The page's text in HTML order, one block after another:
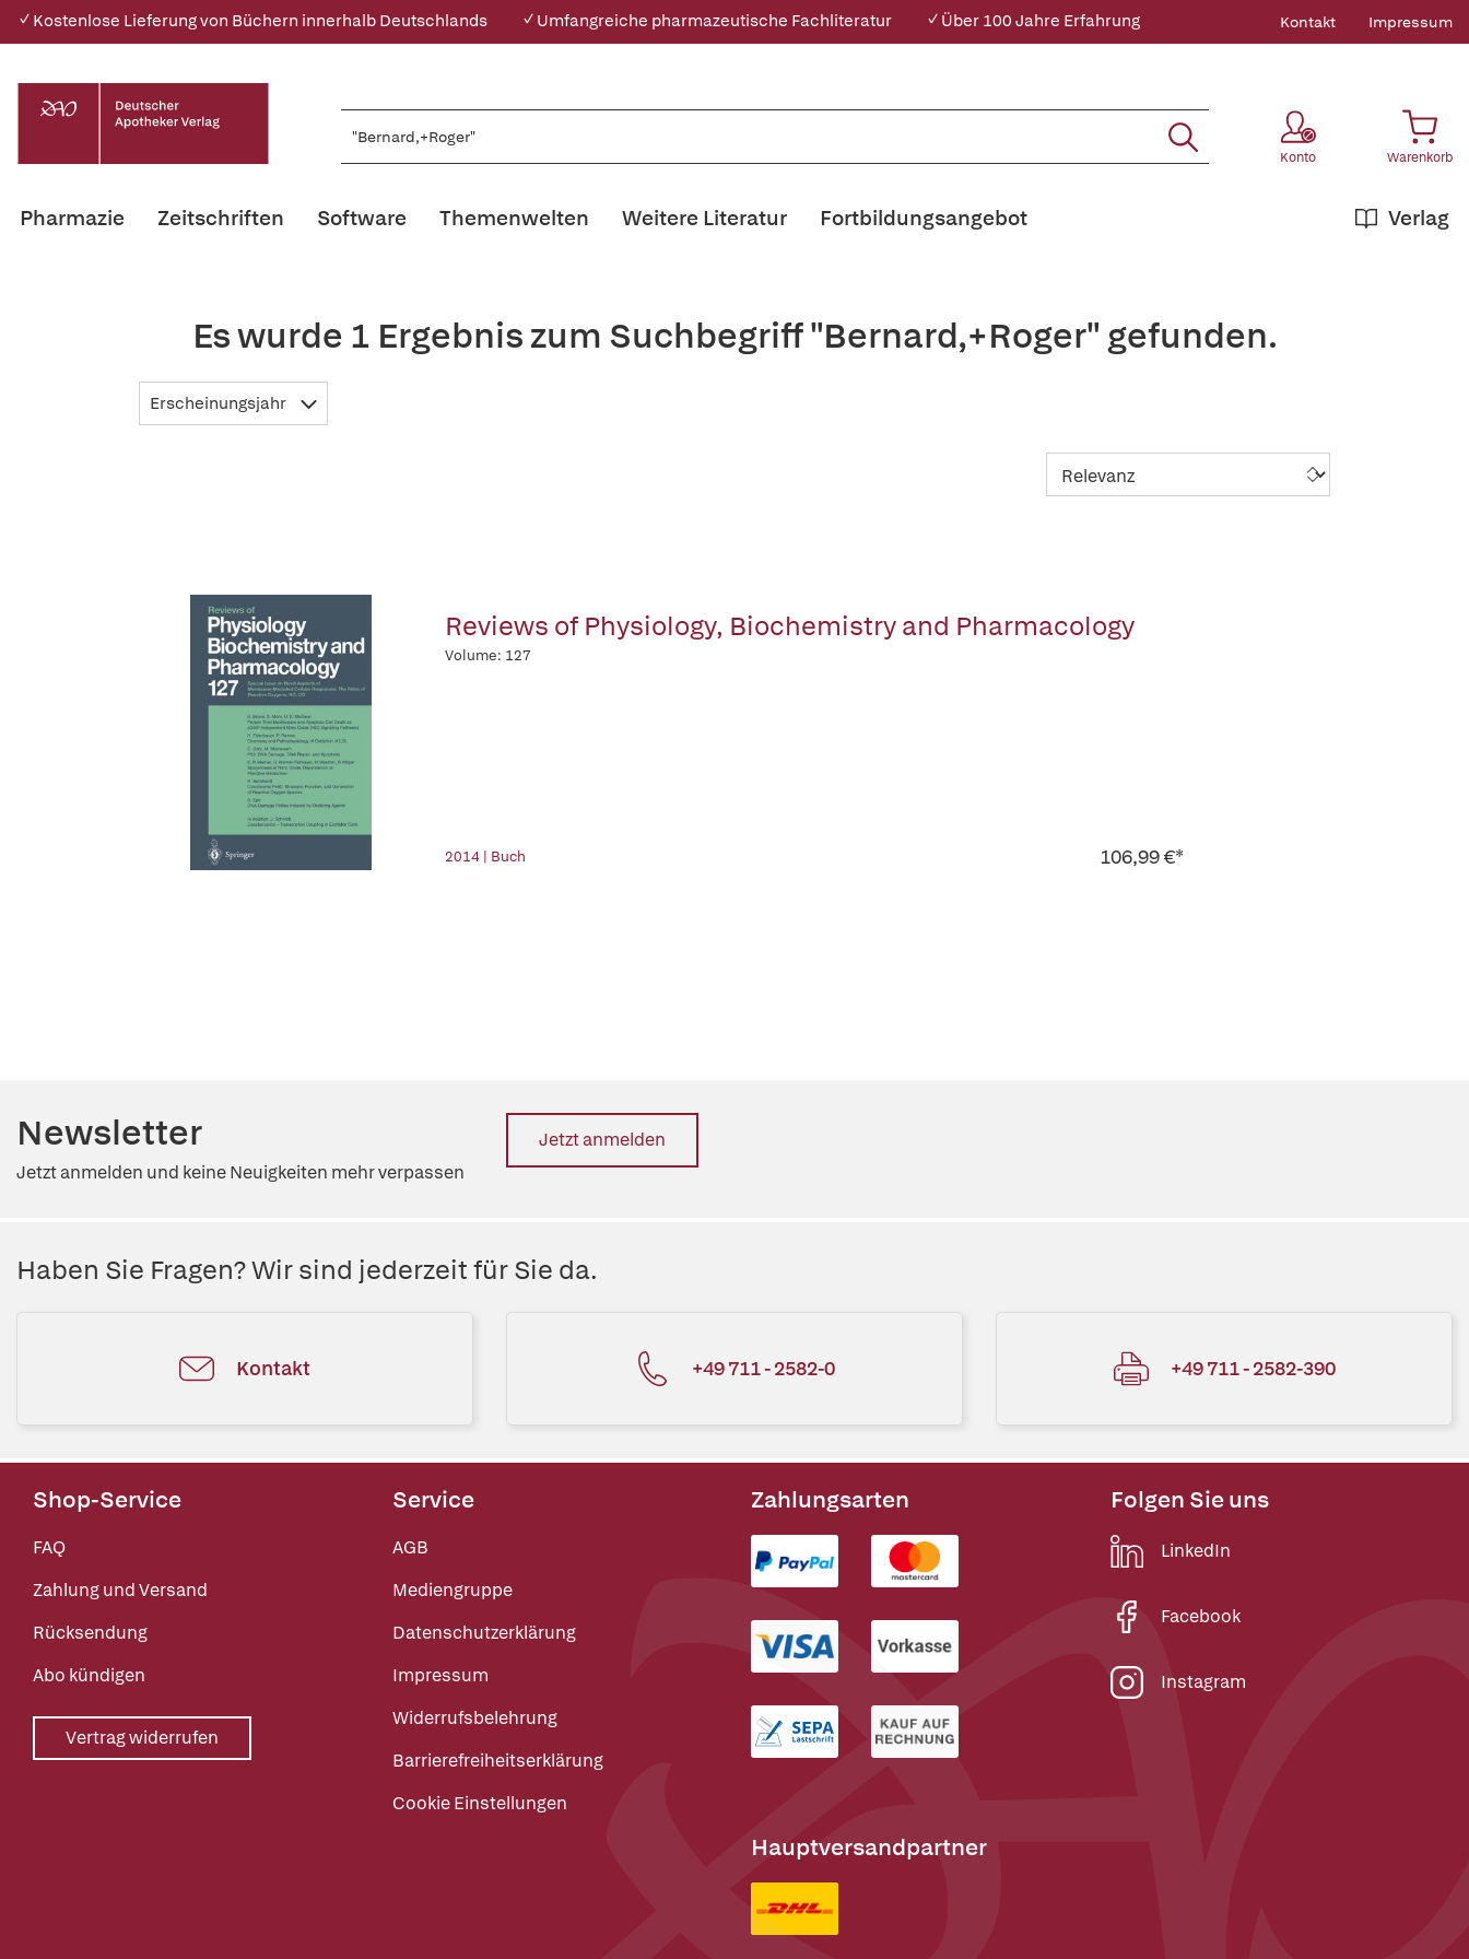
✓ Kostenlose Lieferung von Büchern innerhalb Deutschlands ✓ Umfangreiche pharmazeutische Fachliteratur ✓ Über 100 Jahre Erfahrung Kontakt Impressum
Konto Warenkorb
Pharmazie Zeitschriften Software Themenwelten Weitere Literatur Verlag
Fortbildungsangebot
Es wurde 1 Ergebnis zum Suchbegriff "Bernard,+Roger" gefunden.
Erscheinungsjahr
Reviews of Physiology, Biochemistry and Pharmacology
Volume: 127
2014 | Buch 106,99 €*
Newsletter
Jetzt anmelden und keine Neuigkeiten mehr verpassen
Jetzt anmelden
Haben Sie Fragen? Wir sind jederzeit für Sie da.
Kontakt +49 711 - 2582-0 +49 711 - 2582-390
Shop-Service
FAQ
Zahlung und Versand
Rücksendung
Abo kündigen
Vertrag widerrufen
Service
AGB
Mediengruppe
Datenschutzerklärung
Impressum
Widerrufsbelehrung
Barrierefreiheitserklärung
Cookie Einstellungen
Zahlungsarten
Hauptversandpartner
Folgen Sie uns
LinkedIn
Facebook
Instagram